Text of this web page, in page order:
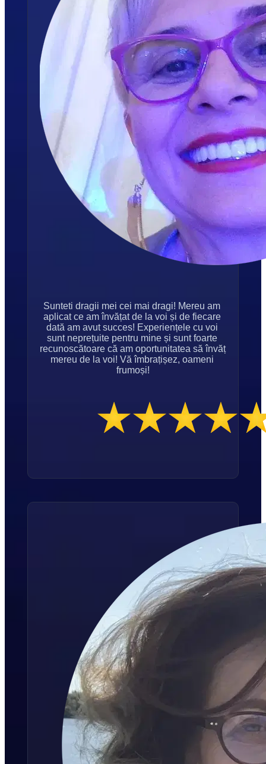
Sunteti dragii mei cei mai dragi! Mereu am
aplicat ce am învățat de la voi și de fiecare
dată am avut succes! Experiențele cu voi
sunt neprețuite pentru mine și sunt foarte
recunoscătoare că am oportunitatea să învăț
mereu de la voi! Vă îmbrațișez, oameni
frumoși!